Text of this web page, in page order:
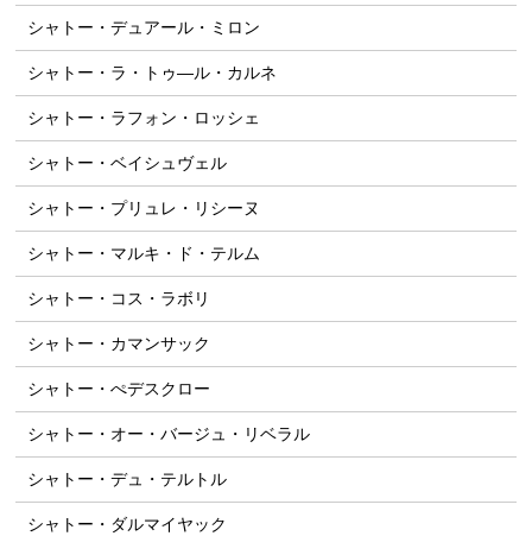
シャトー・デュアール・ミロン
シャトー・ラ・トゥ―ル・カルネ
シャトー・ラフォン・ロッシェ
シャトー・ベイシュヴェル
シャトー・プリュレ・リシーヌ
シャトー・マルキ・ド・テルム
シャトー・コス・ラボリ
シャトー・カマンサック
シャトー・ぺデスクロー
シャトー・オー・バージュ・リベラル
シャトー・デュ・テルトル
シャトー・ダルマイヤック